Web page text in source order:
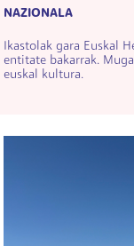
NAZIONALA
Ikastolak gara Euskal
entitate bakarrak.
euskal kultura.